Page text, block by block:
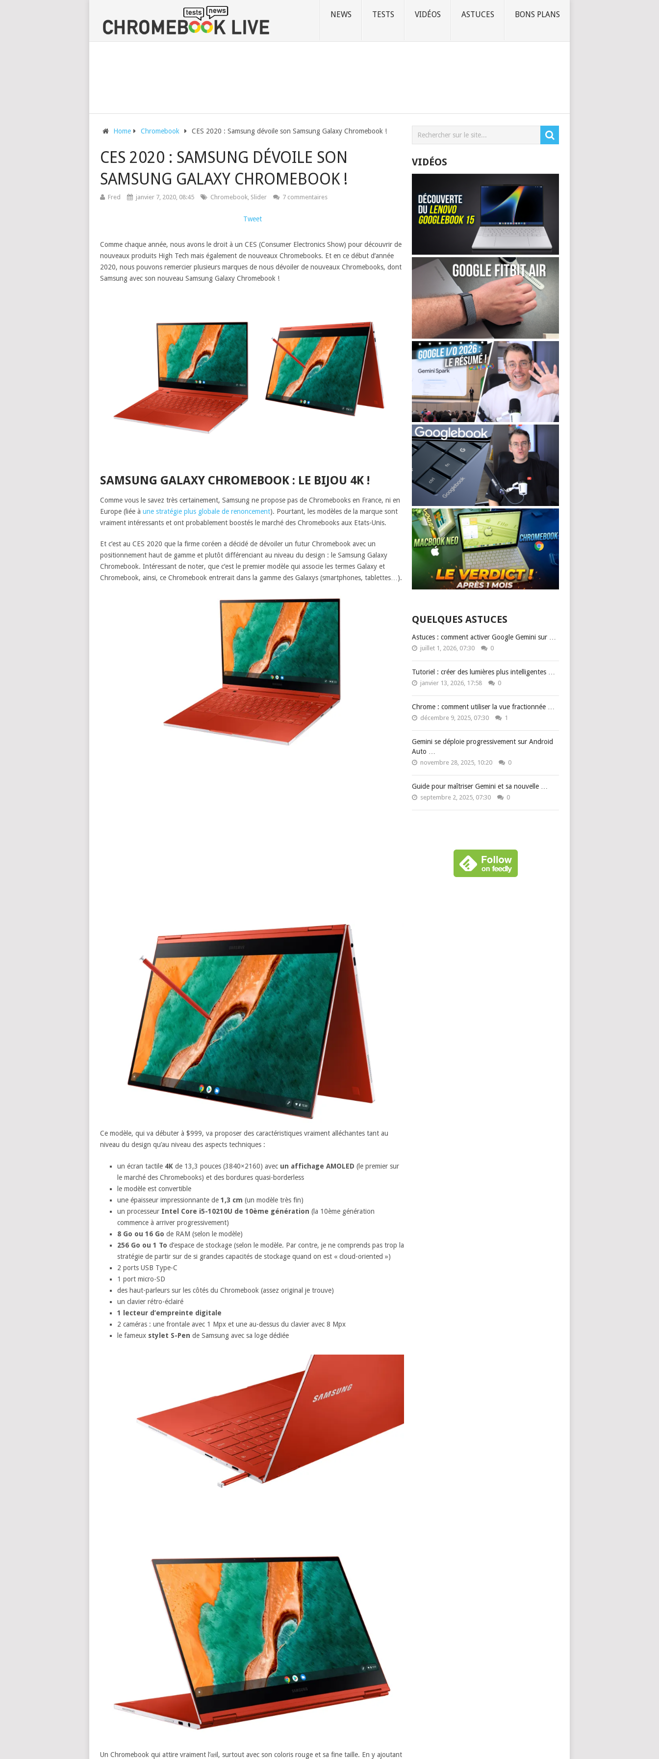
NEWS TESTS VIDÉOS ASTUCES BONS PLANS
Home Chromebook CES 2020 : Samsung dévoile son Samsung Galaxy Chromebook !
CES 2020 : SAMSUNG DÉVOILE SON
SAMSUNG GALAXY CHROMEBOOK !
Fred janvier 7, 2020, 08:45 Chromebook, Slider 7 commentaires
Tweet
Comme chaque année, nous avons le droit à un CES (Consumer Electronics Show) pour découvrir de
nouveaux produits High Tech mais également de nouveaux Chromebooks. Et en ce début d’année
2020, nous pouvons remercier plusieurs marques de nous dévoiler de nouveaux Chromebooks, dont
Samsung avec son nouveau Samsung Galaxy Chromebook !
SAMSUNG GALAXY CHROMEBOOK : LE BIJOU 4K !
Comme vous le savez très certainement, Samsung ne propose pas de Chromebooks en France, ni en
Europe (liée à une stratégie plus globale de renoncement). Pourtant, les modèles de la marque sont
vraiment intéressants et ont probablement boostés le marché des Chromebooks aux Etats-Unis.
Et c’est au CES 2020 que la firme coréen a décidé de dévoiler un futur Chromebook avec un
positionnement haut de gamme et plutôt différenciant au niveau du design : le Samsung Galaxy
Chromebook. Intéressant de noter, que c’est le premier modèle qui associe les termes Galaxy et
Chromebook, ainsi, ce Chromebook entrerait dans la gamme des Galaxys (smartphones, tablettes…).
Ce modèle, qui va débuter à $999, va proposer des caractéristiques vraiment alléchantes tant au
niveau du design qu’au niveau des aspects techniques :
un écran tactile 4Kde 13,3 pouces (3840×2160) avec un affichage AMOLED (le premier sur
le marché des Chromebooks) et des bordures quasi-borderless
le modèle est convertible
une épaisseur impressionnante de 1,3 cm (un modèle très fin)
un processeur Intel Core i5-10210U de 10ème génération (la 10ème génération
commence à arriver progressivement)
8 Go ou 16 Go de RAM (selon le modèle)
256 Go ou 1 To d’espace de stockage (selon le modèle. Par contre, je ne comprends pas trop la
stratégie de partir sur de si grandes capacités de stockage quand on est « cloud-oriented »)
2 ports USB Type-C
1 port micro-SD
des haut-parleurs sur les côtés du Chromebook (assez original je trouve)
un clavier rétro-éclairé
1 lecteur d’empreinte digitale
2 caméras : une frontale avec 1 Mpx et une au-dessus du clavier avec 8 Mpx
le fameux stylet S-Pen de Samsung avec sa loge dédiée
Un Chromebook qui attire vraiment l’œil, surtout avec son coloris rouge et sa fine taille. En y ajoutant
VIDÉOS
QUELQUES ASTUCES
Astuces : comment activer Google Gemini sur …
juillet 1, 2026, 07:30 0
Tutoriel : créer des lumières plus intelligentes …
janvier 13, 2026, 17:58 0
Chrome : comment utiliser la vue fractionnée …
décembre 9, 2025, 07:30 1
Gemini se déploie progressivement sur Android
Auto …
novembre 28, 2025, 10:20 0
Guide pour maîtriser Gemini et sa nouvelle …
septembre 2, 2025, 07:30 0